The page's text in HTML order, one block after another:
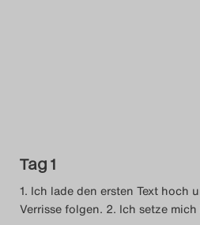
Tag 1
1. Ich lade den ersten Text hoch
Verrisse folgen. 2. Ich setze